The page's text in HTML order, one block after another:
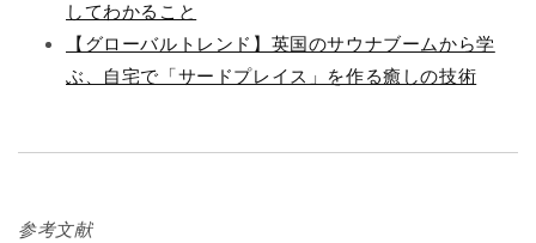
してわかること
【グローバルトレンド】英国のサウナブームから学
ぶ、自宅で「サードプレイス」を作る癒しの技術
参考文献